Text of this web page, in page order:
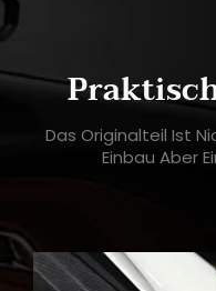
Das Originalteil Ist
Einbau Aber